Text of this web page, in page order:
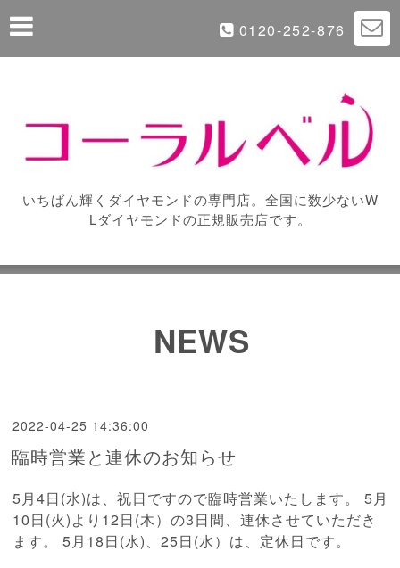
0120-252-876
いちばん輝くダイヤモンドの専門店。全国に数少ないW
Lダイヤモンドの正規販売店です。
NEWS
2022-04-25 14:36:00
臨時営業と連休のお知らせ
5月4日(水)は、祝日ですので臨時営業いたします。 5月
10日(火)より12日(木）の3日間、連休させていただき
ます。 5月18日(水)、25日(水）は、定休日です。